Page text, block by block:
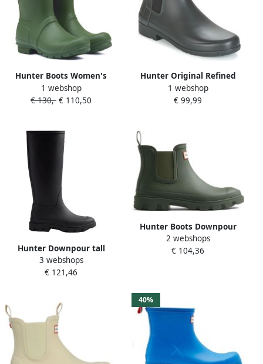
Hunter Boots Women's
Original Short
Rubberlaarzen olijfgroen
1 webshop
€ 130,- € 110,50
Hunter Original Refined
Chelsea WMS Enkellaarzen
Dames Zwart
1 webshop
€ 99,99
Hunter Downpour tall
regenlaarzen met
profielzool en logo zwart
3 webshops
€ 121,46
Hunter Boots Downpour
Chelsea Rubberlaarzen
olijfgroen
2 webshops
€ 104,36
40%